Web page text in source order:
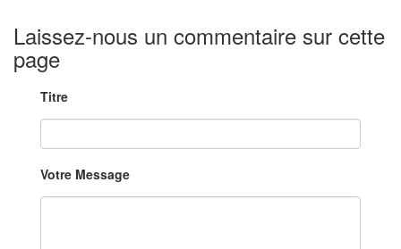
Laissez-nous un commentaire sur cette
page
Titre
Votre Message